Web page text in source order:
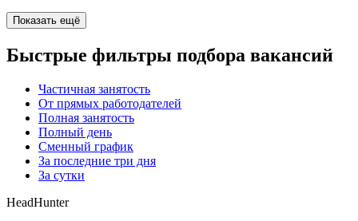
Показать ещё
Быстрые фильтры подбора вакансий
Частичная занятость
От прямых работодателей
Полная занятость
Полный день
Сменный график
За последние три дня
За сутки
HeadHunter